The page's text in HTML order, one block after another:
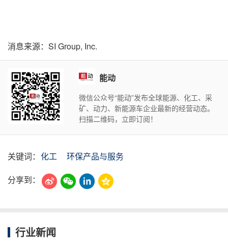
消息来源：SI Group, Inc.
能动
微信公众号“能动”发布全球能源、化工、采
矿、动力、新能源车企业最新的经营动态。
扫描二维码，立即订阅！
关键词： 化工
环保产品与服务
分享到：
行业新闻